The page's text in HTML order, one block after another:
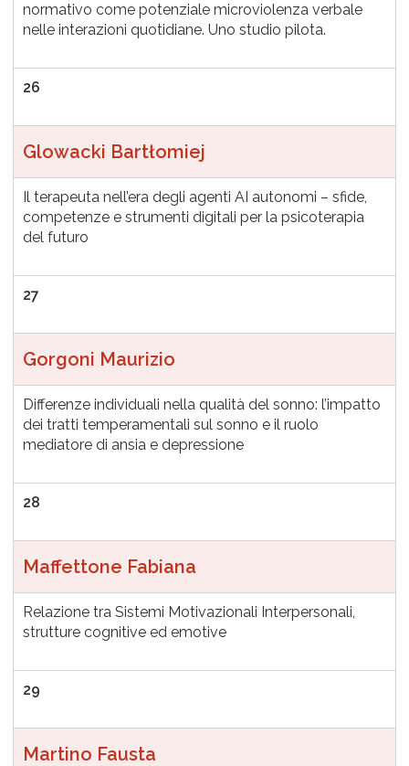
normativo come potenziale microviolenza verbale
nelle interazioni quotidiane. Uno studio pilota.
26
Glowacki Bartłomiej
Il terapeuta nell’era degli agenti AI autonomi – sfide,
competenze e strumenti digitali per la psicoterapia
del futuro
27
Gorgoni Maurizio
Differenze individuali nella qualità del sonno: l’impatto
dei tratti temperamentali sul sonno e il ruolo
mediatore di ansia e depressione
28
Maffettone Fabiana
Relazione tra Sistemi Motivazionali Interpersonali,
strutture cognitive ed emotive
29
Martino Fausta